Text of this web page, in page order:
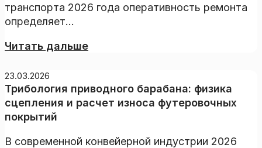
транспорта 2026 года оперативность ремонта
определяет...
Читать дальше
23.03.2026
Трибология приводного барабана: физика
сцепления и расчет износа футеровочных
покрытий
В современной конвейерной индустрии 2026